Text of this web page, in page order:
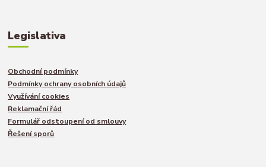
Legislativa
Obchodní podmínky
Podmínky ochrany osobních údajů
Využívání cookies
Reklamační řád
Formulář odstoupení od smlouvy
Řešení sporů